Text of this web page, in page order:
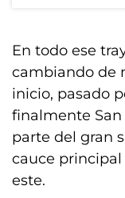
En todo ese
cambiando de
inicio, pasado
finalmente
parte del gran
cauce
este.